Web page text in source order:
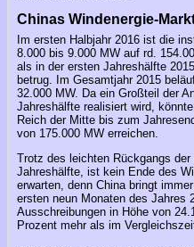
Chinas Windenergie-
Im ersten Halbjahr 2016 ist die
8.000 bis 9.000 MW auf rd.
als in der ersten Jahreshälfte
betrug. Im Gesamtjahr 2015
32.000 MW. Da ein Großteil der
Jahreshälfte realisiert wird,
Reich der Mitte bis zum
von 175.000 MW erreichen.
Trotz des leichten Rückgangs
Jahreshälfte, ist kein Ende des
erwarten, denn China bringt
ersten neun Monaten des Jahres
Ausschreibungen in Höhe von
Prozent mehr als im